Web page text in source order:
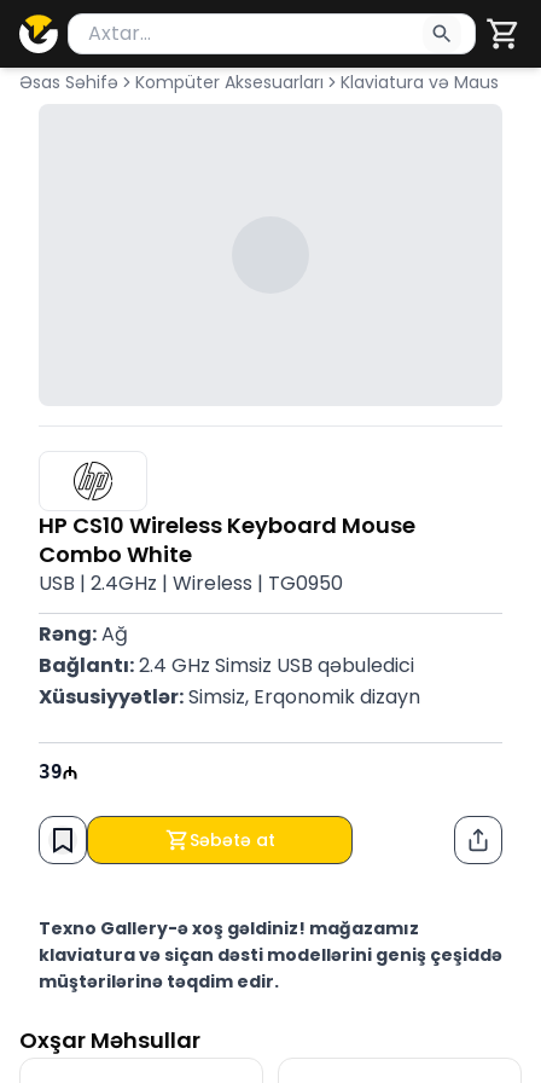
Məhsul axtar
Axtarış üçün ən azı 2 simvol yazın. Göndərmək
Əsas Səhifə Kompüter Aksesuarları Klaviatura və Maus
HP CS10 Wireless Keyboard Mouse
Combo White
USB | 2.4GHz | Wireless | TG0950
Rəng: Ağ
Bağlantı: 2.4 GHz Simsiz USB qəbuledici
Xüsusiyyətlər: Simsiz, Erqonomik dizayn
39
Səbətə at
Texno Gallery-ə xoş gəldiniz! mağazamız
klaviatura və siçan dəsti modellərini geniş çeşiddə
müştərilərinə təqdim edir.
2011-ci ildən etibarən fəaliyyət göstərən multibrend
kompüter elektronikası mağazasıdır.
Oxşar Məhsullar